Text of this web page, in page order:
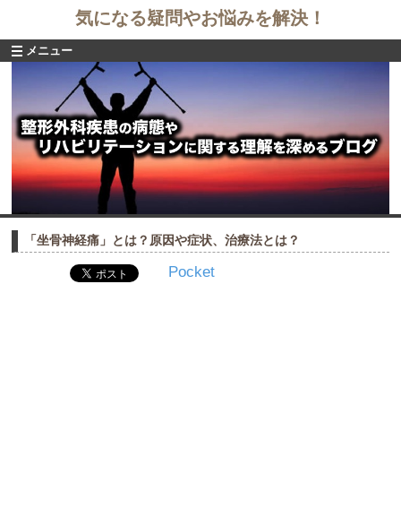
気になる疑問やお悩みを解決！
メニュー
「坐骨神経痛」とは？原因や症状、治療法とは？
Pocket